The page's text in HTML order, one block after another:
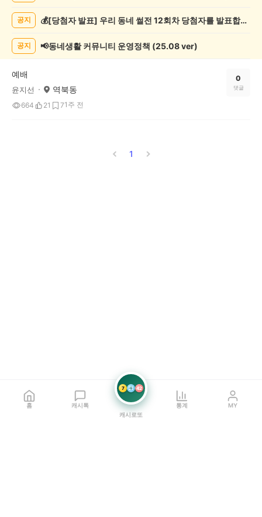
목
공지 💰[당첨자 발표] 우리 동네 썰전 12회차 당첨자를 발표합니다!
공지 📢동네생활 커뮤니티 운영정책 (25.08 ver)
예배
윤지선 역북동
664 21 71주 전
0
댓글
1
홈 캐시톡
7 21 42
캐시로또
통계 MY